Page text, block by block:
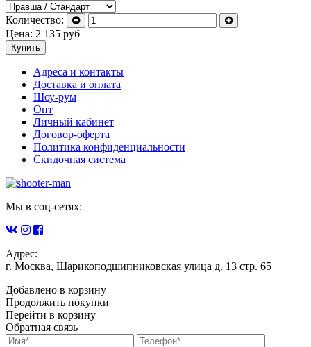
Количество:
Цена: 2 135 руб
Купить
Адреса и контакты
Доставка и оплата
Шоу-рум
Опт
Личный кабинет
Договор-оферта
Политика конфиденциальности
Скидочная система
Мы в соц-сетях:
Адрес:
г. Москва, Шарикоподшипниковская улица д. 13 стр. 65
Добавлено в корзину
Продолжить покупки
Перейти в корзину
Обратная связь